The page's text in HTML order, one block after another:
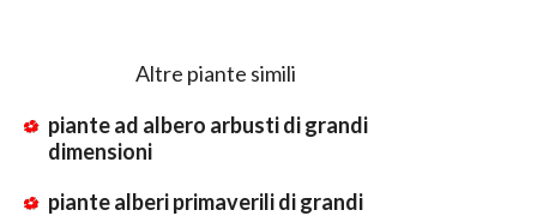
Altre piante simili
piante ad albero arbusti di grandi
dimensioni
piante alberi primaverili di grandi